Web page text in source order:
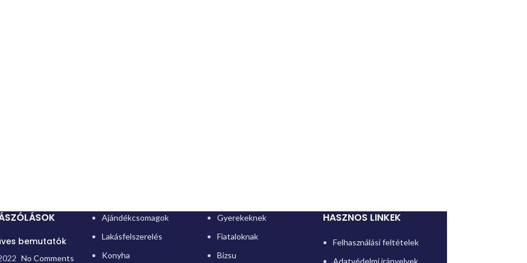
bemutatók
No Comments
Ajándékcsomagok
Lakásfelszerelés
Konyha
Gyerekeknek
Fiataloknak
Bizsu
HASZNOS LINKEK
Felhasználási feltételek